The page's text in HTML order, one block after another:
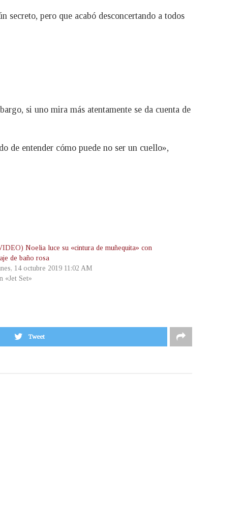
pero que acabó desconcertando a todos
si uno mira más atentamente se da cuenta de
de entender cómo puede no ser un cuello»,
Noelia luce su «cintura de muñequita» con
de baño rosa
14 octubre 2019 11:02 AM
«Jet Set»
Tweet